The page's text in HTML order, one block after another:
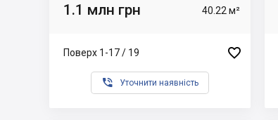
1.1 млн грн 40.22 м²
Поверх 1-17 / 19 
 Уточнити наявність